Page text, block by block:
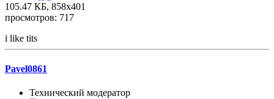
105.47 КБ, 858x401
просмотров: 717
i like tits
Pavel0861
Технический модератор